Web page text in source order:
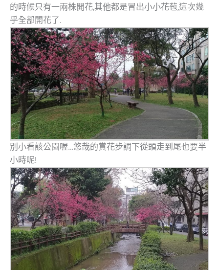
的時候只有一兩株開花,其他都是冒出小小花苞,這次幾
乎全部開花了.
別小看該公園喔…悠哉的賞花步調下從頭走到尾也要半
小時呢!